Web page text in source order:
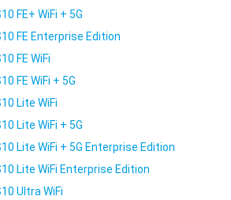
FE+ WiFi + 5G
FE Enterprise Edition
FE WiFi
FE WiFi + 5G
Lite WiFi
Lite WiFi + 5G
Lite WiFi + 5G Enterprise Edition
Lite WiFi Enterprise Edition
Ultra WiFi